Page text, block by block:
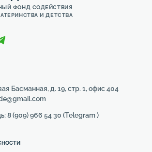
ФОНД СОДЕЙСТВИЯ
И ДЕТСТВА
Басманная, д. 19, стр. 1, офис 404
8 (909) 966 54 30 (Telegram )